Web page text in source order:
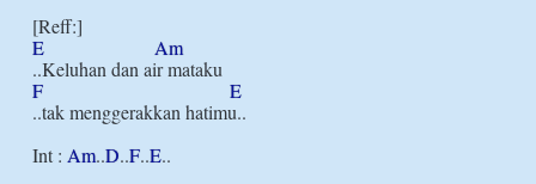
E
Am
F
E
..tak menggerakkan hatimu..
Int : Am..D..F..E..